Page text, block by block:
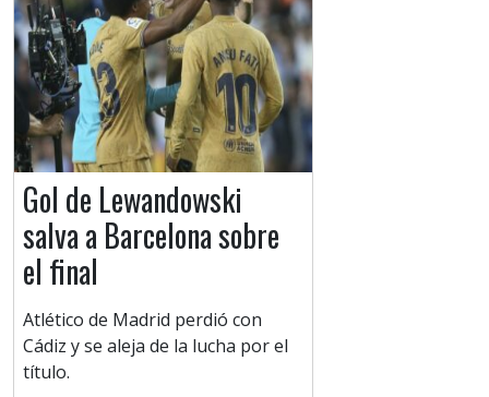
Gol de Lewandowski
salva a Barcelona sobre
el final
Atlético de Madrid perdió con
Cádiz y se aleja de la lucha por el
título.